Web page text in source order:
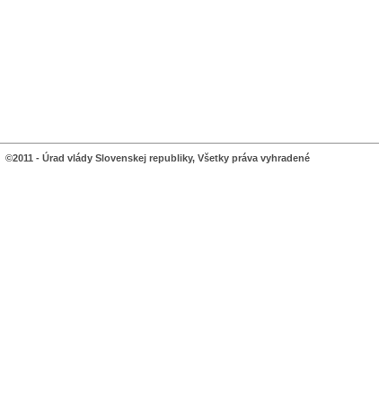
©2011 - Úrad vlády Slovenskej republiky, Všetky práva vyhradené